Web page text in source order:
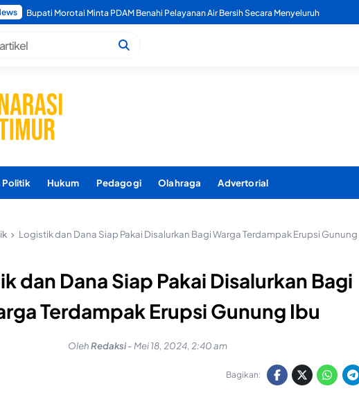
Bupati Morotai Tegaskan TPP ASN Tidak Dipotong, Disiplin Jadi Penentu
Politik Hukum Pedagogi Olahraga Advertorial
Logistik dan Dana Siap Pakai Disalurkan Bagi Warga Terdampak Erupsi Gunung
dan Dana Siap Pakai Disalurkan Bagi
Terdampak Erupsi Gunung Ibu
OlehRedaksi- Mei 18, 2024, 2:40 am
Bagikan: